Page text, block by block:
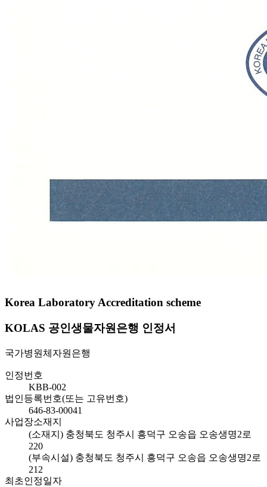
Korea Laboratory Accreditation scheme
KOLAS 공인생물자원은행 인정서
국가병원체자원은행
인정번호
KBB-002
법인등록번호(또는 고유번호)
646-83-00041
사업장소재지
(소재지) 충청북도 청주시 흥덕구 오송읍 오송생명2로
220
(부속시설) 충청북도 청주시 흥덕구 오송읍 오송생명2로
212
최초인정일자